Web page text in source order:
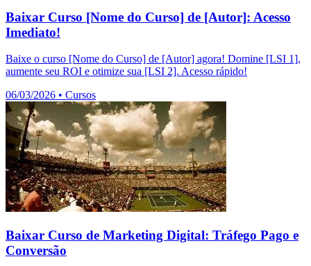
Baixar Curso [Nome do Curso] de [Autor]: Acesso
Imediato!
Baixe o curso [Nome do Curso] de [Autor] agora! Domine [LSI 1],
aumente seu ROI e otimize sua [LSI 2]. Acesso rápido!
06/03/2026 • Cursos
Baixar Curso de Marketing Digital: Tráfego Pago e
Conversão